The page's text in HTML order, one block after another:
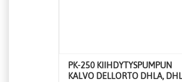
PK-250 KIIHDYTYSPUMPUN
KALVO DELLORTO DHLA,